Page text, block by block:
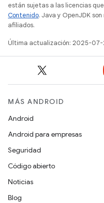
están sujetas a las licencias
Contenido. Java y OpenJDK
afiliados.
Última actualización: 2025-07-
MÁS ANDROID
Android
Android para empresas
Seguridad
Código abierto
Noticias
Blog